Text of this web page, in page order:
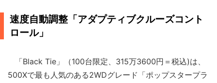
速度自動調整「アダプティブクルーズコント
ロール」
「Black Tie」（100台限定、315万3600円＝税込)は、
500Xで最も人気のある2WDグレード「ポップスタープラ